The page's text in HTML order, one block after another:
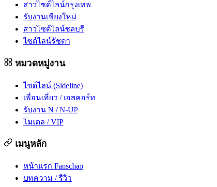
สาวไซด์ไลน์กรุงเทพ
รับงานเชียงใหม่
สาวไซด์ไลน์ชลบุรี
ไซด์ไลน์รัชดา
หมวดหมู่งาน
ไซด์ไลน์ (Sideline)
เพื่อนเที่ยว / เอสคอร์ท
รับงาน N / N-UP
โมเดล / VIP
เมนูหลัก
หน้าแรก Fanschao
บทความ / รีวิว